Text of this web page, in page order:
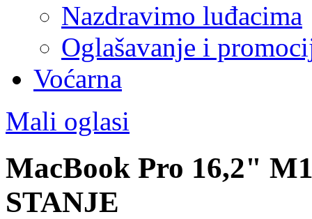
Nazdravimo luđacima
Oglašavanje i
Voćarna
Mali oglasi
MacBook Pro 16,2"
STANJE